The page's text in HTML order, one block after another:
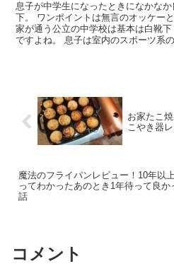
息子が中学生になったときになかな
下。 ワンポイントは無言のオッケー
家が通う公立の中学校は基本は白靴
ですよね。 息子は室内のスポーツ系
お家たこ
こやき器
魔法のフライパンレビュー！10年以
ってわかったあのとき1年待って良か
話
コメント